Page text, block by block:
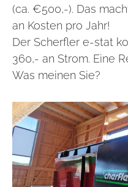
(ca. €500,-). Das
an Kosten pro Jahr!
Der Scherfler e-stat
360,- an Strom. Eine
Was meinen Sie?